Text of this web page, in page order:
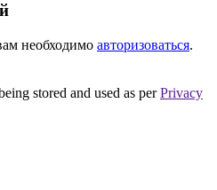
необходимо авторизоваться.
stored and used as perPrivacy